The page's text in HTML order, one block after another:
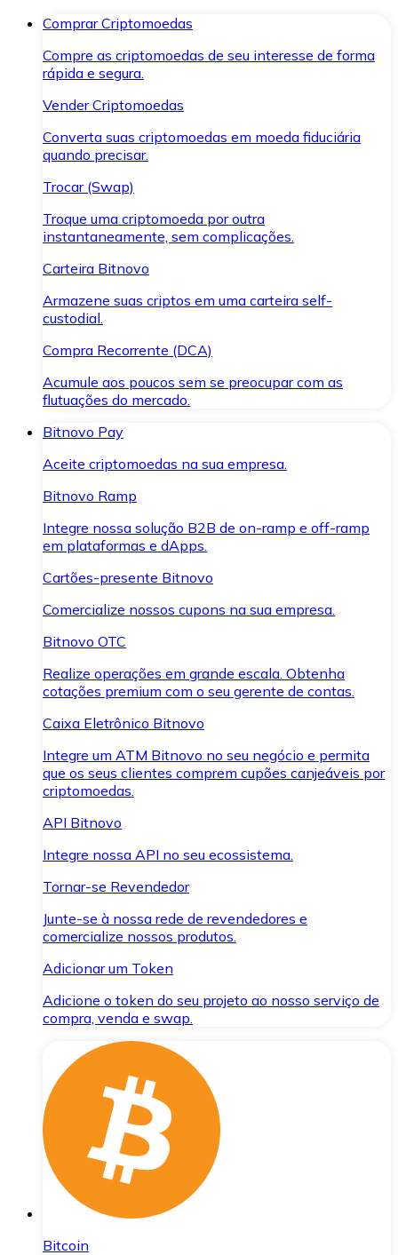
Comprar Criptomoedas
Compre as criptomoedas de seu interesse de forma
rápida e segura.
Vender Criptomoedas
Converta suas criptomoedas em moeda fiduciária
quando precisar.
Trocar (Swap)
Troque uma criptomoeda por outra
instantaneamente, sem complicações.
Carteira Bitnovo
Armazene suas criptos em uma carteira self-
custodial.
Compra Recorrente (DCA)
Acumule aos poucos sem se preocupar com as
flutuações do mercado.
Bitnovo Pay
Aceite criptomoedas na sua empresa.
Bitnovo Ramp
Integre nossa solução B2B de on-ramp e off-ramp
em plataformas e dApps.
Cartões-presente Bitnovo
Comercialize nossos cupons na sua empresa.
Bitnovo OTC
Realize operações em grande escala. Obtenha
cotações premium com o seu gerente de contas.
Caixa Eletrônico Bitnovo
Integre um ATM Bitnovo no seu negócio e permita
que os seus clientes comprem cupões canjeáveis por
criptomoedas.
API Bitnovo
Integre nossa API no seu ecossistema.
Tornar-se Revendedor
Junte-se à nossa rede de revendedores e
comercialize nossos produtos.
Adicionar um Token
Adicione o token do seu projeto ao nosso serviço de
compra, venda e swap.
Bitcoin